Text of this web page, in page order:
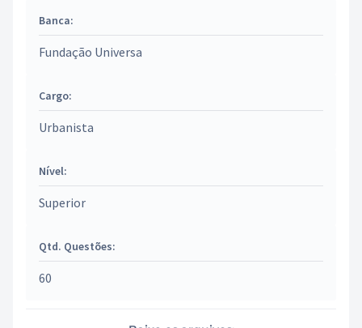
Banca:
Fundação Universa
Cargo:
Urbanista
Nível:
Superior
Qtd. Questões:
60